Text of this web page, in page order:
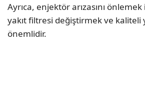
Ayrıca, enjektör arızasını
yakıt filtresi değiştirmek ve kaliteli
önemlidir.